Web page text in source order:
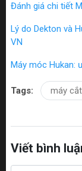
Đánh giá chi tiết
Lý do Dekton và
VN
Máy móc Hukan:
Tags: máy
Viết bình